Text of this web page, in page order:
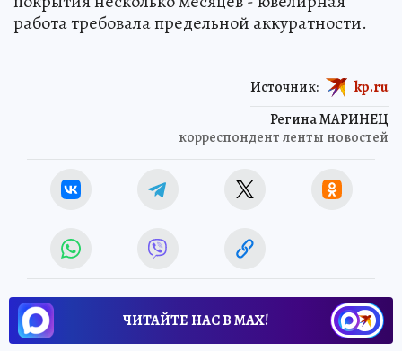
работа требовала предельной аккуратности.
Регина МАРИНЕЦ
корреспондент ленты новостей
Источник: kp.ru
ЧИТАЙТЕ НАС В МАХ!